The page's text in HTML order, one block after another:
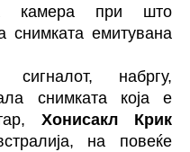
камера при што
снимката емитувана
набргу,
снимката која е
Хонисакл Крик
на повеќе